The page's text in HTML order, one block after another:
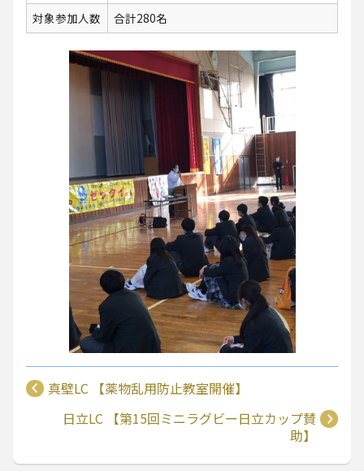
対象参加人数
合計280名
真壁LC 【薬物乱用防止教室開催】
日立LC 【第15回ミニラグビー日立カップ賛
助】